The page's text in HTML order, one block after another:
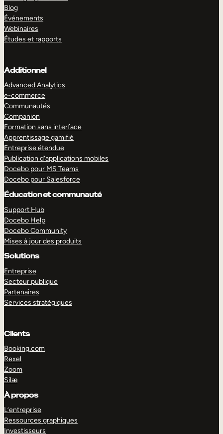
Blog
Événements
Webinaires
Études et rapports
Additionnel
Advanced Analytics
e-commerce
Communautés
Companion
Formation sans interface
Apprentissage gamifié
Entreprise étendue
Publication d’applications mobiles
Docebo pour MS Teams
Docebo pour Salesforce
Éducation et communauté
Support Hub
Docebo Help
Docebo Community
Mises à jour des produits
Solutions
Entreprise
Secteur publique
Partenaires
Services stratégiques
Clients
Booking.com
Rexel
Zoom
Silæ
À propos
L’entreprise
Ressources graphiques
Investisseurs